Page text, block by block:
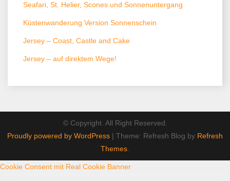
Seafari, St. Helier, Scones und Sonnenuntergang
Küstenwanderung Version Sonnenschein
Jersey – Coast, Castle and Cake
Jersey – auf direktem Wege!
© Copyright. All Right Reserved.
Proudly powered by WordPress | Theme: Refresh Blog by Refresh
Themes
Cookie Consent mit Real Cookie Banner